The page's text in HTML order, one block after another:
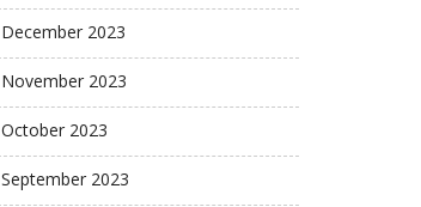
December 2023
November 2023
October 2023
September 2023